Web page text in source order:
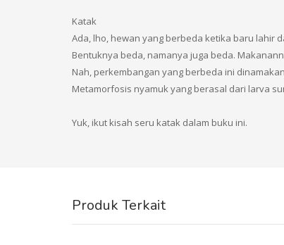
Katak
Ada, lho, hewan yang berbeda ketika baru lahir
Bentuknya beda, namanya juga beda.
Nah, perkembangan yang berbeda ini
Metamorfosis nyamuk yang berasal dari larva
Yuk, ikut kisah seru katak dalam buku ini.
Produk Terkait